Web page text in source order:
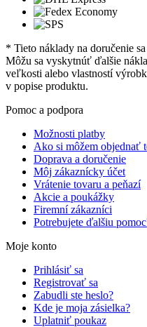
* Tieto náklady na doručenie
Môžu sa vyskytnúť ďalšie
veľkosti alebo vlastností
v popise produktu.
Pomoc a podpora
Možnosti platby
Ako si môžem objednať
Doprava a doručenie
Môj zákaznícky účet
Vrátenie tovaru a peňazí
Akcie a poukážky
Firemní zákazníci
Potrebujete ďalšiu
Moje konto
Prihlásiť sa
Registrovať sa
Zabudli ste heslo?
Kde je moja zásielka?
Uplatniť poukaz